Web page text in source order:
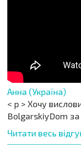
Анна (Україна)
< p > Хочу
BolgarskiyDom
Читати весь